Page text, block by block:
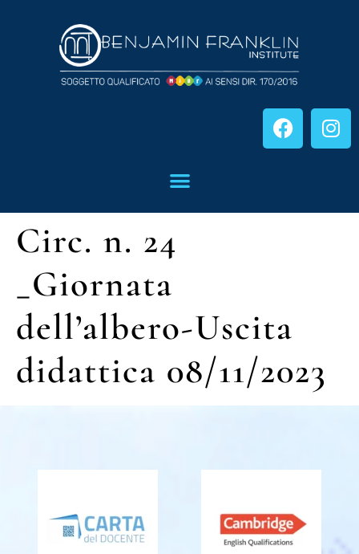
Circ. n. 24
_Giornata
dell’albero-Uscita
didattica 08/11/2023